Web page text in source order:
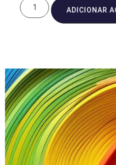
ADICIONAR